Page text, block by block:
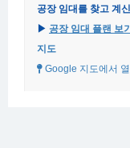
공장 임대를 찾고 계
▶ 공장 임대 플랜 보기
지도
Google 지도에서 열